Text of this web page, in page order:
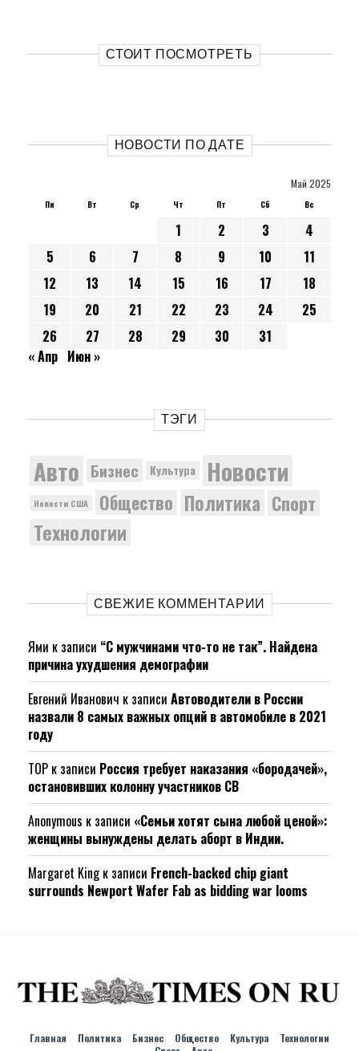
СТОИТ ПОСМОТРЕТЬ
НОВОСТИ ПО ДАТЕ
Май 2025
Пн Вт Ср Чт Пт Сб Вс
1 2 3
4
5
6 7 8 9 10
11
12
13 14 15 16 17
18
19
20 21 22 23 24
25
26
27 28 29 30
31
« Апр Июн »
ТЭГИ
Авто Бизнес Культура Новости
Новости США Общество Политика Спорт
Технологии
СВЕЖИЕ КОММЕНТАРИИ
Ями к записи “С мужчинами что-то не так”. Найдена
причина ухудшения демографии
Евгений Иванович к записи Автоводители в России
назвали 8 самых важных опций в автомобиле в 2021
году
ТОР к записи Россия требует наказания «бородачей»,
остановивших колонну участников СВ
Anonymous к записи «Семьи хотят сына любой ценой»:
женщины вынуждены делать аборт в Индии.
Margaret Kingк записи French-backed chip giant
surrounds Newport Wafer Fab as bidding war looms
Главная Политика Бизнес Общество Культура
Технологии